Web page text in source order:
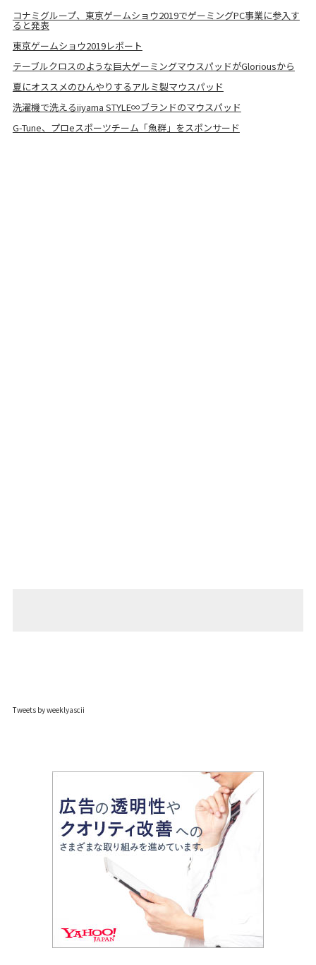
コナミグループ、東京ゲームショウ2019でゲーミングPC事業に参入す
ると発表
東京ゲームショウ2019レポート
テーブルクロスのような巨大ゲーミングマウスパッドがGloriousから
夏にオススメのひんやりするアルミ製マウスパッド
洗濯機で洗えるiiyama STYLE∞ブランドのマウスパッド
G-Tune、プロeスポーツチーム「魚群」をスポンサード
Tweets by weeklyascii